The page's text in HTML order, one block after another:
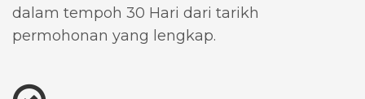
dalam tempoh 30 Hari dari tarikh
permohonan yang lengkap.